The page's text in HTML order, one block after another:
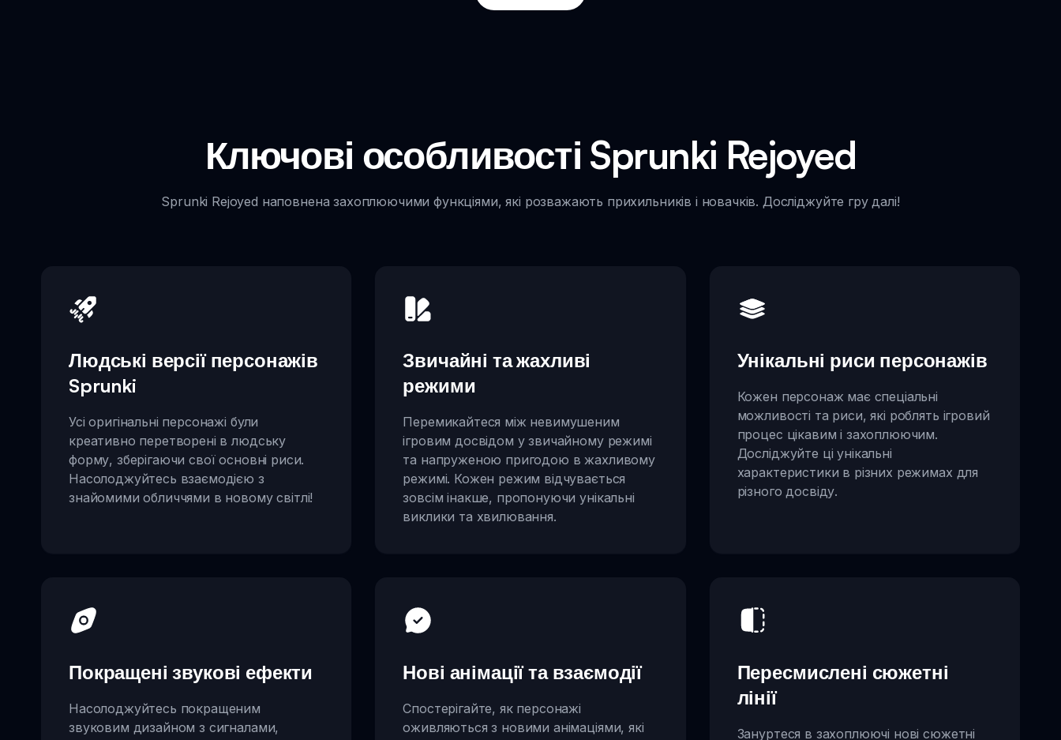
Ключові особливості Sprunki Rejoyed
Sprunki Rejoyed наповнена захоплюючими функціями, які розважають прихильників і новачків. Досліджуйте гру далі!
Людські версії персонажів
Sprunki
Усі оригінальні персонажі були
креативно перетворені в людську
форму, зберігаючи свої основні риси.
Насолоджуйтесь взаємодією з
знайомими обличчями в новому світлі!
Звичайні та жахливі
режими
Перемикайтеся між невимушеним
ігровим досвідом у звичайному режимі
та напруженою пригодою в жахливому
режимі. Кожен режим відчувається
зовсім інакше, пропонуючи унікальні
виклики та хвилювання.
Унікальні риси персонажів
Кожен персонаж має спеціальні
можливості та риси, які роблять ігровий
процес цікавим і захоплюючим.
Досліджуйте ці унікальні
характеристики в різних режимах для
різного досвіду.
Покращені звукові ефекти
Насолоджуйтесь покращеним
звуковим дизайном з сигналами,
Нові анімації та взаємодії
Спостерігайте, як персонажі
оживляються з новими анімаціями, які
Пересмислені сюжетні
лінії
Зануртеся в захоплюючі нові сюжетні